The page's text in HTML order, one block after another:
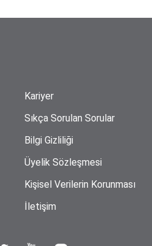
Kariyer
Sıkça Sorulan Sorular
Bilgi Gizliliği
Üyelik Sözleşmesi
Kişisel Verilerin Korunması
İletişim